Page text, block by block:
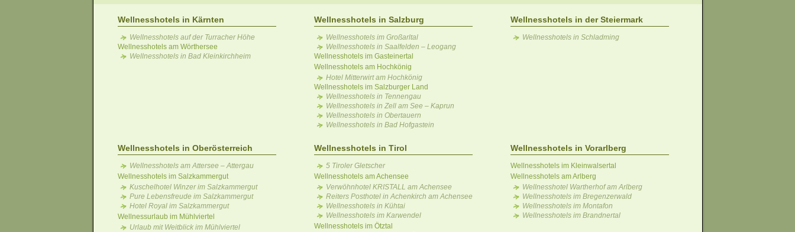
Wellnesshotels in Kärnten
Wellnesshotels auf der Turracher Höhe
Wellnesshotels am Wörthersee
Wellnesshotels in Bad Kleinkirchheim
Wellnesshotels in Salzburg
Wellnesshotels im Großarltal
Wellnesshotels in Saalfelden – Leogang
Wellnesshotels im Gasteinertal
Wellnesshotels am Hochkönig
Hotel Mitterwirt am Hochkönig
Wellnesshotels im Salzburger Land
Wellnesshotels in Tennengau
Wellnesshotels in Zell am See – Kaprun
Wellnesshotels in Obertauern
Wellnesshotels in Bad Hofgastein
Wellnesshotels in der Steiermark
Wellnesshotels in Schladming
Wellnesshotels in Oberösterreich
Wellnesshotels am Attersee – Attergau
Wellnesshotels im Salzkammergut
Kuschelhotel Winzer im Salzkammergut
Pure Lebensfreude im Salzkammergut
Hotel Royal im Salzkammergut
Wellnessurlaub im Mühlviertel
Urlaub mit Weitblick im Mühlviertel
Wellnesshotels in Tirol
5 Tiroler Gletscher
Wellnesshotels am Achensee
Verwöhnhotel KRISTALL am Achensee
Reiters Posthotel in Achenkirch am Achensee
Wellnesshotels in Kühtai
Wellnesshotels im Karwendel
Wellnesshotels im Ötztal
Wellnesshotels in Vorarlberg
Wellnesshotels im Kleinwalsertal
Wellnesshotels am Arlberg
Wellnesshotel Wartherhof am Arlberg
Wellnesshotels im Bregenzerwald
Wellnesshotels im Montafon
Wellnesshotels im Brandnertal